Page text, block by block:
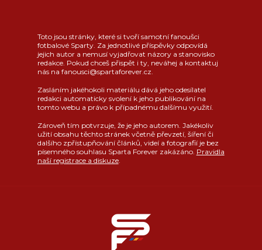
Toto jsou stránky, které si tvoří samotní fanoušci
fotbalové Sparty. Za jednotlivé příspěvky odpovídá
jejich autor a nemusí vyjadřovat názory a stanovisko
redakce. Pokud chceš přispět i ty, neváhej a kontaktuj
nás na fanousci@spartaforever.cz.
Zasláním jakéhokoli materiálu dává jeho odesílatel
redakci automaticky svolení k jeho publikování na
tomto webu a právo k případnému dalšímu využití.
Zároveň tím potvrzuje, že je jeho autorem. Jakékoliv
užití obsahu těchto stránek včetně převzetí, šíření či
dalšího zpřístupňování článků, videí a fotografií je bez
písemného souhlasu Sparta Forever zakázáno. Pravidla
naší registrace a diskuze.